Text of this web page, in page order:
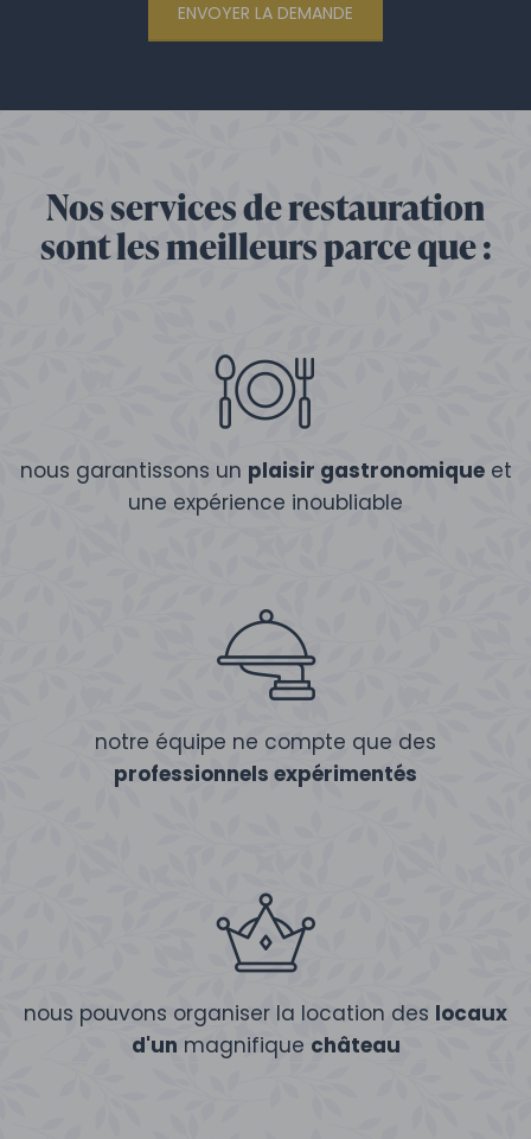
ENVOYER LA DEMANDE
Nos services de restauration
sont les meilleurs parce que :
nous garantissons un plaisir gastronomiqueet
une expérience inoubliable
notre équipe ne compte que des
professionnels expérimentés
nous pouvons organiser la location des locaux
d'un magnifique château